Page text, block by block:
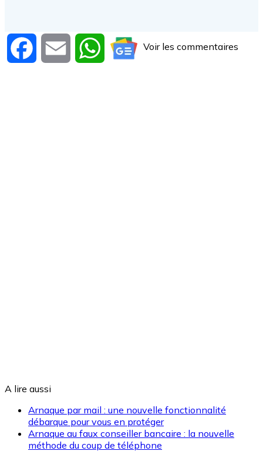
Facebook Email WhatsAppVoir les commentaires
A lire aussi
Arnaque par mail : une nouvelle fonctionnalité
débarque pour vous en protéger
Arnaque au faux conseiller bancaire : la nouvelle
méthode du coup de téléphone